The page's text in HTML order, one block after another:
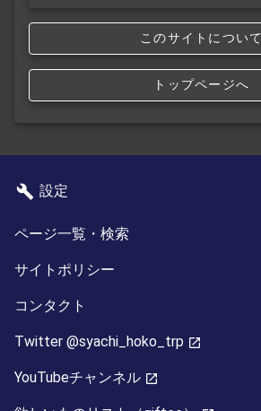
このサイトについて
トップページへ
設定
ページ一覧・検索
サイトポリシー
コンタクト
Twitter @syachi_hoko_trp
YouTubeチャンネル